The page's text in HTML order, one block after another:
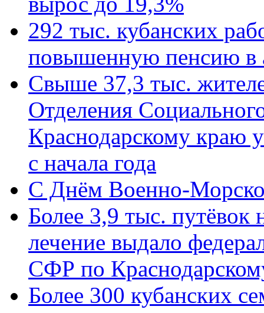
292 тыс. кубанских
повышенную пенсию в
Свыше 37,3 тыс.
Отделения
Краснодарскому краю
с начала года
C Днём Военно-
Более 3,9 тыс. путёвок
лечение выдало
СФР по
Более 300 кубанских